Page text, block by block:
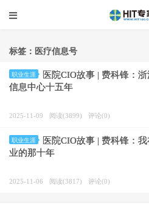
标签：医疗信息号
职业生涯
医院CIO故事 | 费科锋：
信息中心十五年
2025-11-09 阅读(3899) 评论(0)
职业生涯
医院CIO故事 | 费科锋：
业的那十年
2025-11-06 阅读(3817) 评论(0)